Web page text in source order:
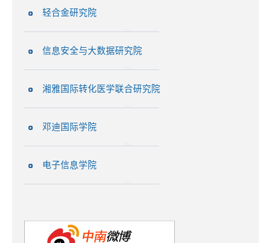
轻合金研究院
信息安全与大数据研究院
湘雅国际转化医学联合研究院
邓迪国际学院
电子信息学院